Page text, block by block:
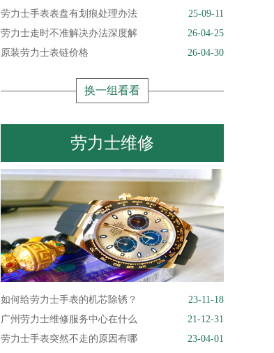
劳力士手表表盘有划痕处理办法
25-09-11
劳力士走时不准解决办法深度解
26-04-25
原装劳力士表链价格
26-04-30
换一组看看
劳力士维修
如何给劳力士手表的机芯除锈？
23-11-18
广州劳力士维修服务中心在什么
21-12-31
劳力士手表突然不走的原因有哪
23-04-01